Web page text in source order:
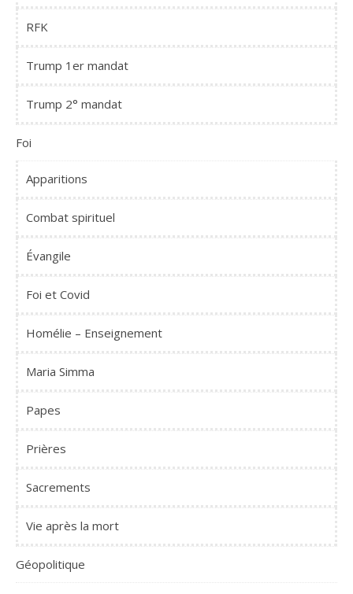
RFK
Trump 1er mandat
Trump 2° mandat
Foi
Apparitions
Combat spirituel
Évangile
Foi et Covid
Homélie – Enseignement
Maria Simma
Papes
Prières
Sacrements
Vie après la mort
Géopolitique